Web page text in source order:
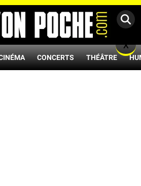
CONCERTS THÉÂTRE
X